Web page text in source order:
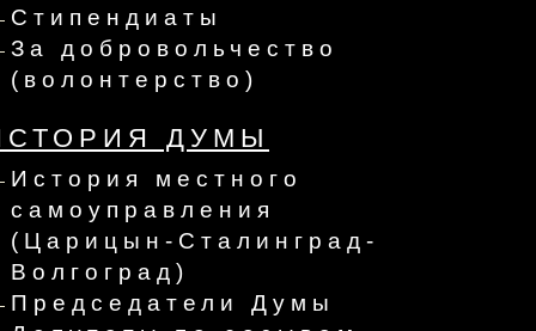
Стипендиаты
За добровольчество
(волонтерство)
ДУМЫ
История местного
самоуправления
(Царицын-Сталинград-
Волгоград)
Председатели Думы